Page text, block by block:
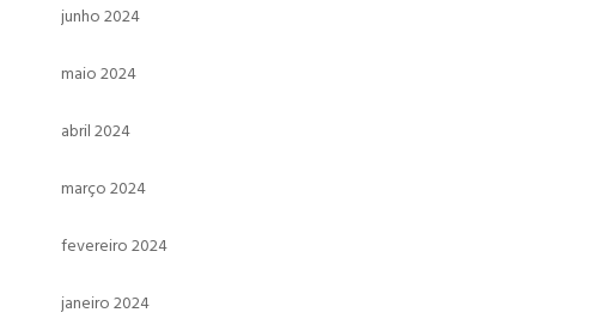
junho 2024
maio 2024
abril 2024
março 2024
fevereiro 2024
janeiro 2024